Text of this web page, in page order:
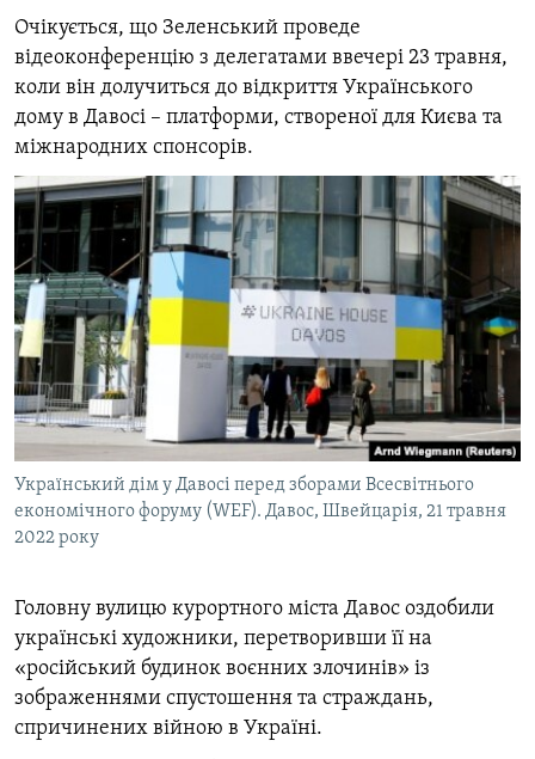
Очікується, що Зеленський проведе
відеоконференцію з делегатами ввечері 23 травня,
коли він долучиться до відкриття Українського
дому в Давосі – платформи, створеної для Києва та
міжнародних спонсорів.
Український дім у Давосі перед зборами Всесвітнього
економічного форуму (WEF). Давос, Швейцарія, 21 травня
2022 року
Головну вулицю курортного міста Давос оздобили
українські художники, перетворивши її на
«російський будинок воєнних злочинів» із
зображеннями спустошення та страждань,
спричинених війною в Україні.